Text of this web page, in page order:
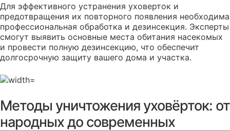
Для эффективного устранения уховерток и
предотвращения их повторного появления необходима
профессиональная обработка и дезинсекция. Эксперты
смогут выявить основные места обитания насекомых
и провести полную дезинсекцию, что обеспечит
долгосрочную защиту вашего дома и участка.
Методы уничтожения уховёрток: от
народных до современных